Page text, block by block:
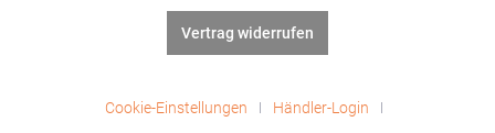
Vertrag widerrufen
Cookie-Einstellungen
Händler-Login